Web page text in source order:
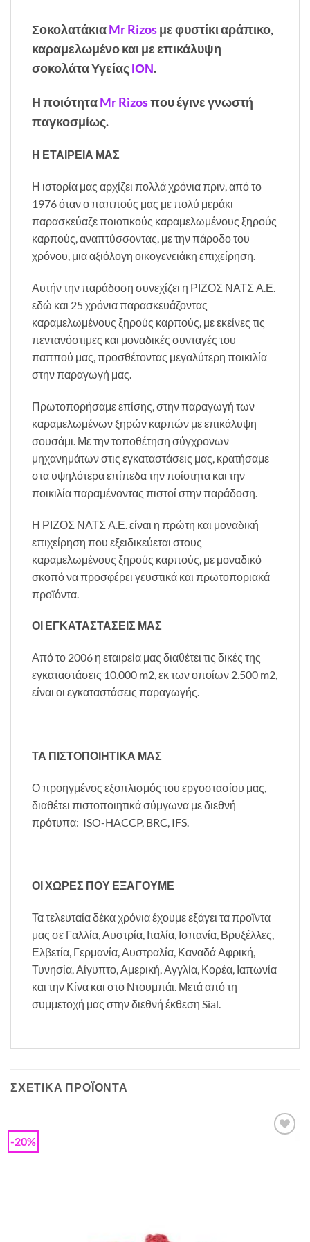
ΣοκολατάκιαMr Rizosμε φυστίκι αράπικο,
καραμελωμένο και με επικάλυψη
σοκολάτα ΥγείαςΙΟΝ.
Η ποιότηταMr Rizosπου έγινε γνωστή
παγκοσμίως.
Η ΕΤΑΙΡΕΙΑ ΜΑΣ
Η ιστορία μας αρχίζει πολλά χρόνια πριν, από το
1976 όταν ο παππούς μας με πολύ μεράκι
παρασκεύαζε ποιοτικούς καραμελωμένους ξηρούς
καρπούς, αναπτύσσοντας, με την πάροδο του
χρόνου, μια αξιόλογη οικογενειάκη επιχείρηση.
Αυτήν την παράδοση συνεχίζει η ΡΙΖΟΣ ΝΑΤΣ Α.Ε.
εδώ και 25 χρόνια παρασκευάζοντας
καραμελωμένους ξηρούς καρπούς, με εκείνες τις
πεντανόστιμες και μοναδικές συνταγές του
παππού μας, προσθέτοντας μεγαλύτερη ποικιλία
στην παραγωγή μας.
Πρωτοπορήσαμε επίσης, στην παραγωγή των
καραμελωμένων ξηρών καρπών με επικάλυψη
σουσάμι. Με την τοποθέτηση σύγχρονων
μηχανημάτων στις εγκαταστάσεις μας, κρατήσαμε
στα υψηλότερα επίπεδα την ποίοτητα και την
ποικιλία παραμένοντας πιστοί στην παράδοση.
Η ΡΙΖΟΣ ΝΑΤΣ Α.Ε. είναι η πρώτη και μοναδική
επιχείρηση που εξειδικεύεται στους
καραμελωμένους ξηρούς καρπούς, με μοναδικό
σκοπό να προσφέρει γευστικά και πρωτοποριακά
προϊόντα.
ΟΙ ΕΓΚΑΤΑΣΤΑΣΕΙΣ ΜΑΣ
Από το 2006 η εταιρεία μας διαθέτει τις δικές της
εγκαταστάσεις 10.000 m2, εκ των οποίων 2.500 m2,
είναι οι εγκαταστάσεις παραγωγής.
ΤΑ ΠΙΣΤΟΠΟΙΗΤΙΚΑ ΜΑΣ
Ο προηγμένος εξοπλισμός του εργοστασίου μας,
διαθέτει πιστοποιητικά σύμγωνα με διεθνή
πρότυπα: ISO-HACCP, BRC, IFS.
ΟΙ ΧΩΡΕΣ ΠΟΥ ΕΞΑΓΟΥΜΕ
Τα τελευταία δέκα χρόνια έχουμε εξάγει τα προϊντα
μας σε Γαλλία, Αυστρία, Ιταλία, Ισπανία, Βρυξέλλες,
Ελβετία, Γερμανία, Αυστραλία, Καναδά Αφρική,
Τυνησία, Αίγυπτο, Αμερική, Αγγλία, Κορέα, Ιαπωνία
και την Κίνα και στο Ντουμπάι. Μετά από τη
συμμετοχή μας στην διεθνή έκθεση Sial.
ΣΧΕΤΙΚΆ ΠΡΟΪΌΝΤΑ
-20%